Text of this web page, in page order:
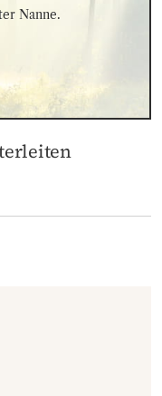
Nanne.
weiterleiten
Seite kopieren